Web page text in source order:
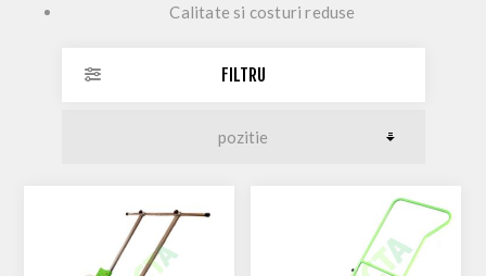
Calitate si costuri reduse
FILTRU